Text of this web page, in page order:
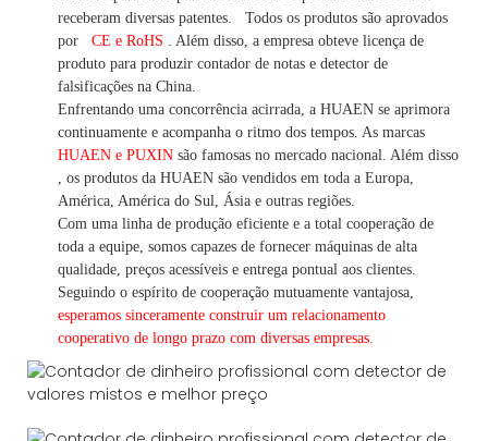
receberam diversas patentes.
Todos os produtos são aprovados
por
CE e RoHS . Além disso, a empresa obteve licença de
produto para produzir contador de notas e detector de
falsificações na China.
Enfrentando uma concorrência acirrada, a HUAEN se aprimora
continuamente e acompanha o ritmo dos tempos. As marcas
HUAEN e PUXIN são famosas no mercado nacional. Além disso
os produtos da HUAEN são vendidos em toda a Europa,
América, América do Sul, Ásia e outras regiões.
Com uma linha de produção eficiente e a total cooperação de
toda a equipe, somos capazes de fornecer máquinas de alta
qualidade, preços acessíveis e entrega pontual aos clientes.
Seguindo o espírito de cooperação mutuamente vantajosa,
esperamos sinceramente construir um relacionamento
cooperativo de longo prazo com diversas empresas.